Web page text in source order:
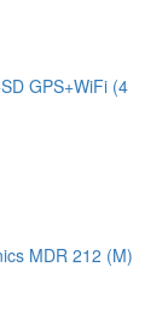
GPS+WiFi (4
MDR 212 (M)